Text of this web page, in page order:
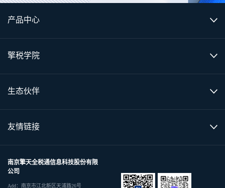
产品中心
擎税学院
生态伙伴
友情链接
南京擎天全税通信息科技股份有限
公司
Add：南京市江北新区天浦路26号